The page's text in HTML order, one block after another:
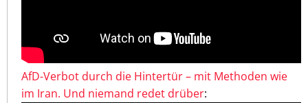
AfD-Verbot durch die Hintertür – mit Methoden wie
im Iran. Und niemand redet drüber: